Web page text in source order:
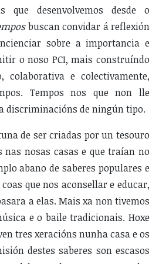
que desenvolvemos desde o
buscan convidar á reflexión
sobre a importancia e
o noso PCI, mais construíndo
colaborativa e colectivamente,
Tempos nos que non lle
discriminacións de ningún tipo.
de ser criadas por un tesouro
nas nosas casas e que traían no
abano de saberes populares e
que nos aconsellar e educar,
a elas. Mais xa non tivemos
e o baile tradicionais. Hoxe
tres xeracións nunha casa e os
destes saberes son escasos